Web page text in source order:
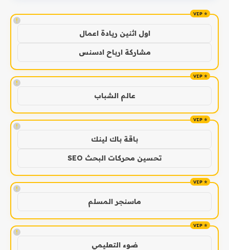
!
اول اثنين ريادة اعمال
مشاركة ارباح ادسنس
!
عالم الشباب
!
باقة باك لينك
تحسين محركات البحث SEO
!
ماسنجر المسلم
!
ضوء التعليمي